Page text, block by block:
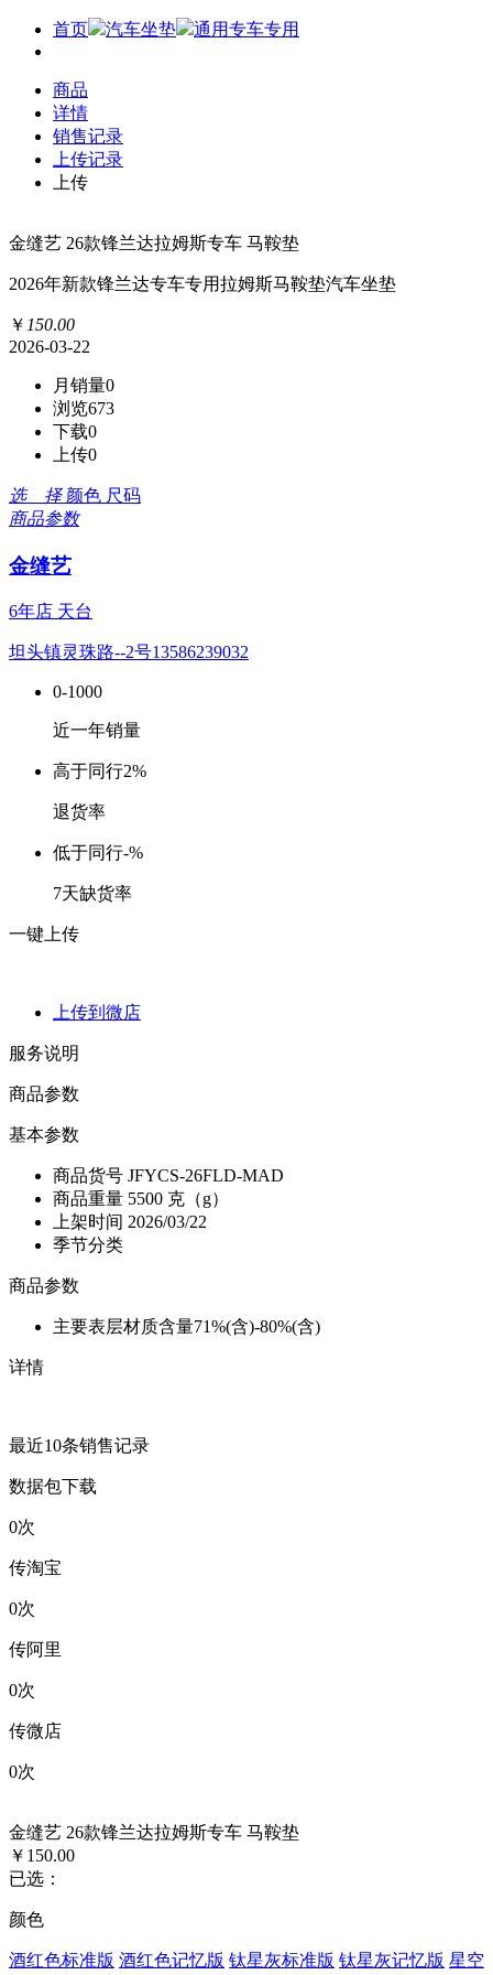
首页 汽车坐垫 通用专车专用
商品
详情
销售记录
上传记录
上传
金缝艺 26款锋兰达拉姆斯专车 马鞍垫
2026年新款锋兰达专车专用拉姆斯马鞍垫汽车坐垫
￥ 150.00
2026-03-22
月销量0
浏览673
下载0
上传0
选 择 颜色 尺码
商品参数
金缝艺
6年店 天台
坦头镇灵珠路--2号13586239032
0-1000
近一年销量
高于同行2%
退货率
低于同行-%
7天缺货率
一键上传
上传到微店
服务说明
商品参数
基本参数
商品货号 JFYCS-26FLD-MAD
商品重量 5500 克（g）
上架时间 2026/03/22
季节分类
商品参数
主要表层材质含量71%(含)-80%(含)
详情
最近10条销售记录
数据包下载
0次
传淘宝
0次
传阿里
0次
传微店
0次
金缝艺 26款锋兰达拉姆斯专车 马鞍垫
￥150.00
已选：
颜色
酒红色标准版 酒红色记忆版 钛星灰标准版 钛星灰记忆版 星空